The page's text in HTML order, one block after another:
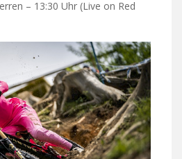
– 13:30 Uhr (Live on Red